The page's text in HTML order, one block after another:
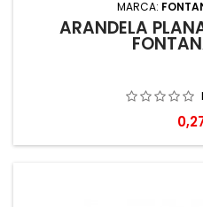
MARCA:
ARANDELA